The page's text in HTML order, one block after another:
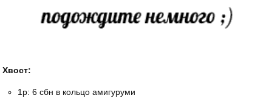
Хвост:
1р: 6 сбн в кольцо амигуруми